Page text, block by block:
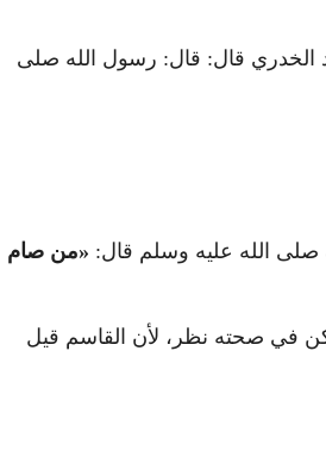
الخدري قال: قال: رسول الله صلى
الله عليه وسلم قال: «من صام
في صحته نظر، لأن القاسم قيل